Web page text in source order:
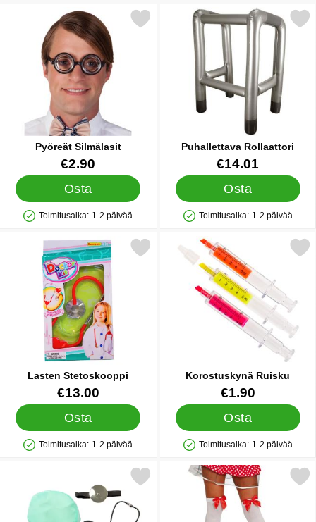
Pyöreät Silmälasit
Tuote.nro 22858
€2.90
Osta
Saatavuus: Varastossa
Toimitusaika: 1-2 päivää
Merkitse pyöreät Silmälasit suosikiksi
Puhallettava Rollaattori
Tuote.nro 6646€14.01
Osta
Saatavuus: Varastossa
Toimitusaika: 1-2 päivää
Merkitse puhallettava
Lasten Stetoskooppi
Tuote.nro 27992
€13.00
Osta
Saatavuus: Varastossa
Toimitusaika: 1-2 päivää
Merkitse lasten Stetoskooppi suosikiksi
Korostuskynä Ruisku
Tuote.nro 30198
€1.90
Osta
Saatavuus: Varastossa
Toimitusaika: 1-2 päivää
Merkitse korostuskynä
Merkitse naamiaiset Tarvikkeet Lääkäri suosikiksi
Merkitse valkoiset Polvisukat